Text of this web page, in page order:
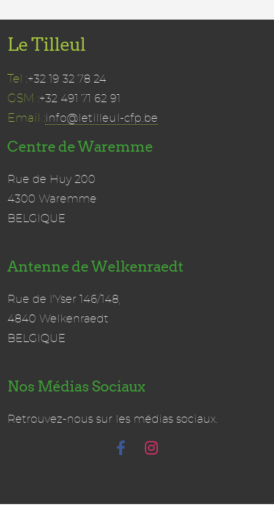
Le Tilleul
Tel :+32 19 32 78 24
GSM :+32 491 71 62 91
Email :info@letilleul-cfp.be
Centre de Waremme
Rue de Huy 200
4300 Waremme
BELGIQUE
Antenne de Welkenraedt
Rue de l'Yser 146/148,
4840 Welkenraedt
BELGIQUE
Nos Médias Sociaux
Retrouvez-nous sur les médias sociaux.